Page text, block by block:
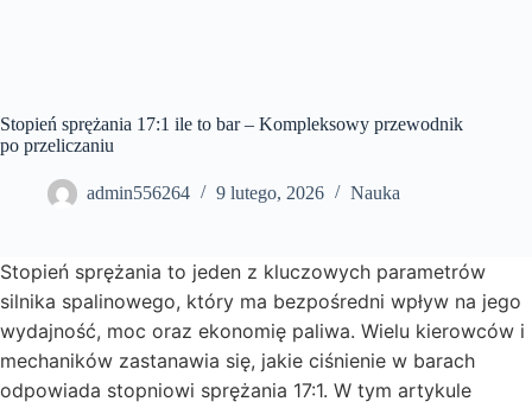
Stopień sprężania 17:1 ile to bar – Kompleksowy przewodnik
po przeliczaniu
admin556264 9 lutego, 2026 Nauka
Stopień sprężania to jeden z kluczowych parametrów
silnika spalinowego, który ma bezpośredni wpływ na jego
wydajność, moc oraz ekonomię paliwa. Wielu kierowców i
mechaników zastanawia się, jakie ciśnienie w barach
odpowiada stopniowi sprężania 17:1. W tym artykule